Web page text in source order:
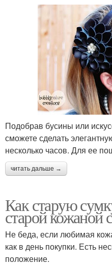
Подобрав бусины или
сможете сделать
несколько часов. Для ее
читать дальше →
Как старую
старой кожаной
Не беда, если любимая
как в день покупки. Есть
положение.